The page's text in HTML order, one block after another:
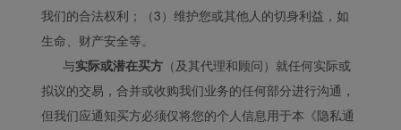
我们的合法权利；（3）维护您或其他人的切身利益，如
生命、财产安全等。
与实际或潜在买方 （及其代理和顾问）就任何实际或
拟议的交易，合并或收购我们业务的任何部分进行沟通，
但我们应通知买方必须仅将您的个人信息用于本《隐私通